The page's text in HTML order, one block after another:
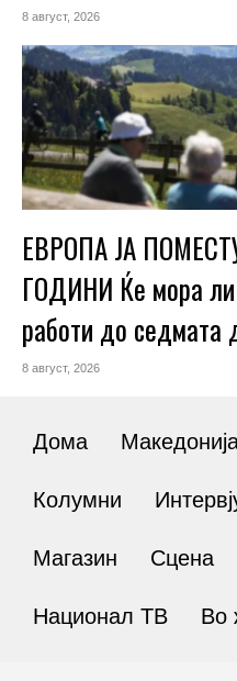
8 август, 2026
ЕВРОПА ЈА
ГОДИНИ Ќе мора
работи до седмата
8 август, 2026
Дома
Колумни
Магазин Сцена
Национал ТВ Во